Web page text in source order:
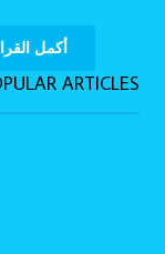
أكمل
ARTICLES